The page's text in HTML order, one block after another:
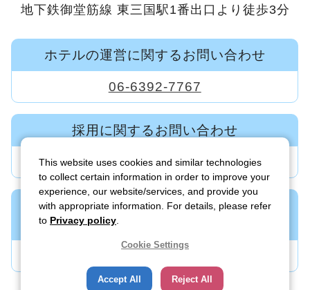
地下鉄御堂筋線 東三国駅1番出口より徒歩3分
ホテルの運営に関するお問い合わせ
06-6392-7767
採用に関するお問い合わせ
06-6392-7600
新規ホテル・旅館の事業開発に関する
お問い合わせ
This website uses cookies and similar technologies
to collect certain information in order to improve your
experience, our website/services, and provide you
with appropriate information. For details, please refer
to Privacy policy
Cookie Settings
Reject All
Accept All